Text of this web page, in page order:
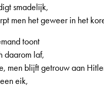
smadelijk,
men het geweer in het
toont
daarom laf,
men blijft getrouw aan
eik,